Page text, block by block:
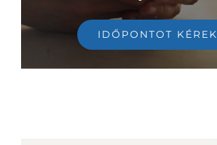
IDŐPONTOT KÉREK